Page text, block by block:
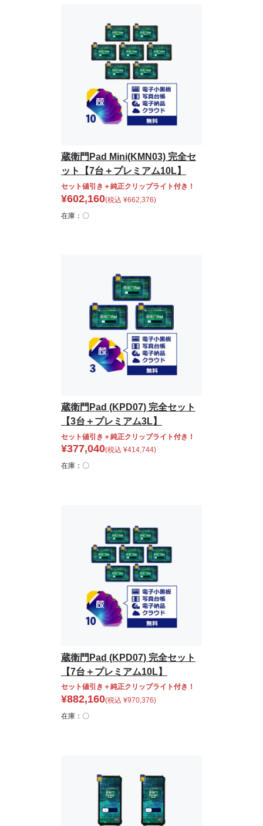
蔵衛門Pad Mini(KMN03) 完全セ
ット【7台＋プレミアム10L】
セット値引き＋純正クリップライト付き！
¥602,160(税込 ¥662,376)
在庫：〇
蔵衛門Pad (KPD07) 完全セット
【3台＋プレミアム3L】
セット値引き＋純正クリップライト付き！
¥377,040(税込 ¥414,744)
在庫：〇
蔵衛門Pad (KPD07) 完全セット
【7台＋プレミアム10L】
セット値引き＋純正クリップライト付き！
¥882,160(税込 ¥970,376)
在庫：〇